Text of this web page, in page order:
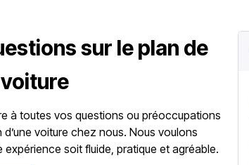
sur le plan de
à toutes vos questions ou préoccupations
voiture chez nous. Nous voulons
expérience soit fluide, pratique et agréable.